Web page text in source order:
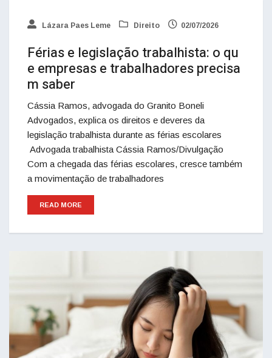
Lázara Paes Leme Direito 02/07/2026
Férias e legislação trabalhista: o qu
e empresas e trabalhadores precisa
m saber
Cássia Ramos, advogada do Granito Boneli
Advogados, explica os direitos e deveres da
legislação trabalhista durante as férias escolares
Advogada trabalhista Cássia Ramos/Divulgação
Com a chegada das férias escolares, cresce também
a movimentação de trabalhadores
READ MORE